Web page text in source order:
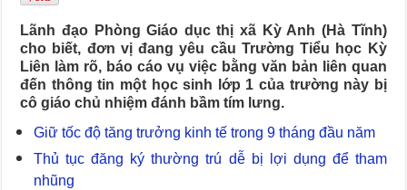
Lãnh đạo Phòng Giáo dục thị xã Kỳ Anh (Hà Tĩnh)
cho biết, đơn vị đang yêu cầu Trường Tiểu học Kỳ
Liên làm rõ, báo cáo vụ việc bằng văn bản liên quan
đến thông tin một học sinh lớp 1 của trường này bị
cô giáo chủ nhiệm đánh bầm tím lưng.
Giữ tốc độ tăng trưởng kinh tế trong 9 tháng đầu năm
Thủ tục đăng ký thường trú dễ bị lợi dụng để tham
nhũng